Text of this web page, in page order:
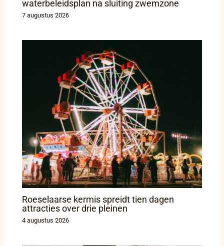
waterbeleidsplan na sluiting zwemzone
7 augustus 2026
Roeselaarse kermis spreidt tien dagen
attracties over drie pleinen
4 augustus 2026